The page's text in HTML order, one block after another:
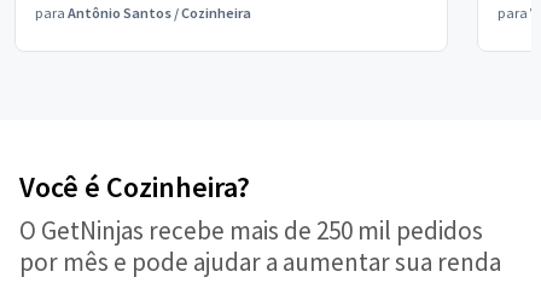
para Antônio Santos /Cozinheira para
Você é Cozinheira?
O GetNinjas recebe mais de 250 mil pedidos
por mês e pode ajudar a aumentar sua renda